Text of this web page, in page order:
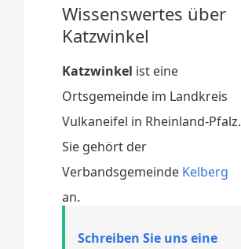
Wissenswertes über
Katzwinkel
Katzwinkel ist eine
Ortsgemeinde im Landkreis
Vulkaneifel in Rheinland-Pfalz.
Sie gehört der
Verbandsgemeinde Kelberg
an.
Schreiben Sie uns eine